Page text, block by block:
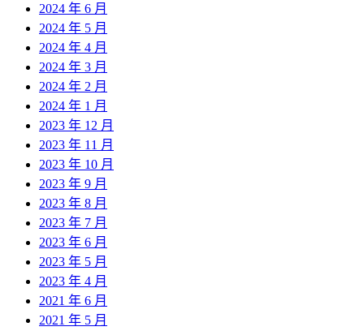
2024 年 6 月
2024 年 5 月
2024 年 4 月
2024 年 3 月
2024 年 2 月
2024 年 1 月
2023 年 12 月
2023 年 11 月
2023 年 10 月
2023 年 9 月
2023 年 8 月
2023 年 7 月
2023 年 6 月
2023 年 5 月
2023 年 4 月
2021 年 6 月
2021 年 5 月